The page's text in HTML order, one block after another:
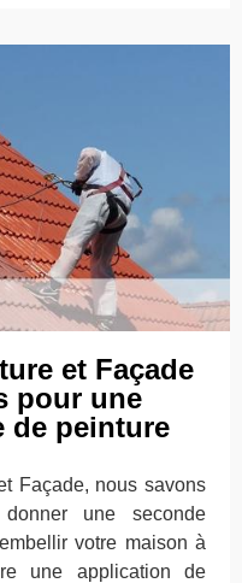
et Façade
pour une
de peinture
Façade, nous savons
une seconde
votre maison à
une application de